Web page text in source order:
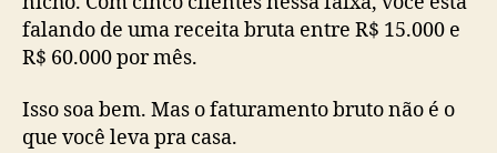
falando de uma receita bruta entre R$ 15.000 e
R$ 60.000 por mês.
Isso soa bem. Mas o faturamento bruto não é o
que você leva pra casa.